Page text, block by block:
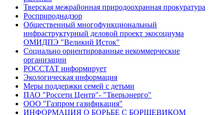
Тверская межрайонная природоохранная прокуратура
Росприроднадзор
Общественный многофункциональный
инфраструктурный деловой проект экосоциума
ОМИДПЭ "Великий Исток"
Социально ориентированные некоммерческие
организации
РОССТАТ информирует
Экологическая информация
Меры поддержки семей с детьми
ПАО "Россети Центр"- "Тверьэнерго"
ООО "Газпром газификация"
ИНФОРМАЦИЯ О БОРЬБЕ С БОРЩЕВИКОМ